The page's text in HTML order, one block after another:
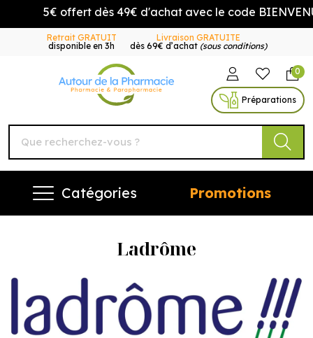
5€ offert dès 49€ d'achat avec le code BIENVENUE5
Retrait GRATUIT
disponible en 3h
Livraison GRATUITE
dès 69€ d’achat (sous conditions)
Autour de la Pharmacie
0
Préparations
Catégories Promotions
Ladrôme